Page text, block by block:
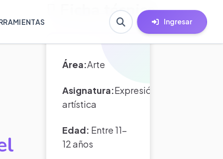
Ingresar
Ficha técnica
Área:Arte
Asignatura:Expresión
artística
Edad: Entre 11-
12 años